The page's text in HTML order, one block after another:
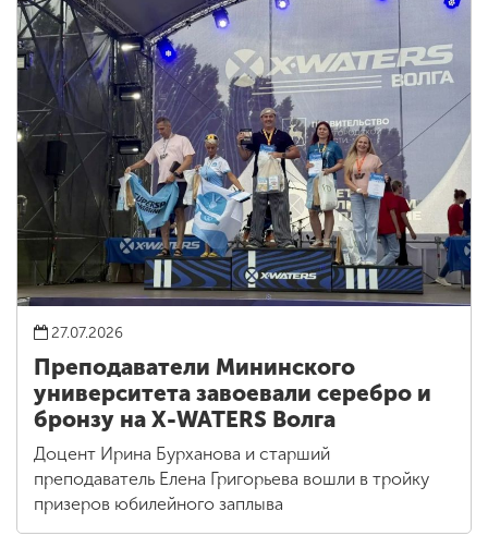
27.07.2026
Преподаватели Мининского
университета завоевали серебро и
бронзу на X-WATERS Волга
Доцент Ирина Бурханова и старший
преподаватель Елена Григорьева вошли в тройку
призеров юбилейного заплыва